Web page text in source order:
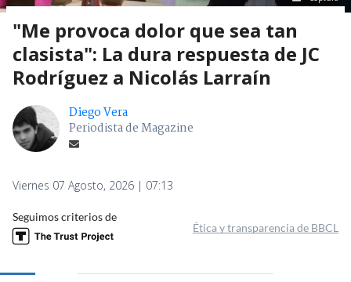
"Me provoca dolor que sea tan
clasista": La dura respuesta de JC
Rodríguez a Nicolás Larraín
Diego Vera
Periodista de Magazine
Viernes 07 Agosto, 2026 | 07:13
Seguimos criterios de
Ética y transparencia de BBCL